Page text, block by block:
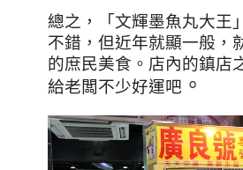
總之，「文輝墨魚丸大王
不錯，但近年就顯一般，
的庶民美食。店內的鎮店
給老闆不少好運吧 。